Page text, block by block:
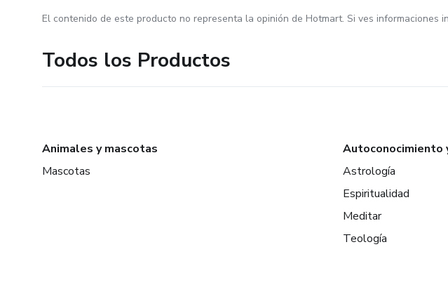
El contenido de este producto no representa la opinión de Hotmart. Si ves informaciones
Todos los Productos
Animales y mascotas
Mascotas
Autoconocimiento
Astrología
Espiritualidad
Meditar
Teología